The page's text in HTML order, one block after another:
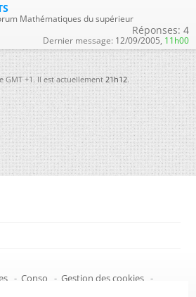
Mathématiques du supérieur
Réponses: 4
Dernier message: 12/09/2005, 11h00
GMT +1. Il est actuellement21h12.
- Conso - Gestion des cookies -